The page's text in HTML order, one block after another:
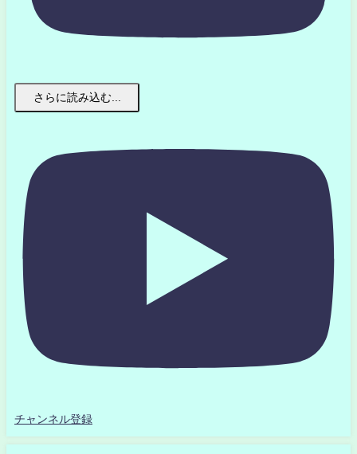
さらに読み込む...
チャンネル登録